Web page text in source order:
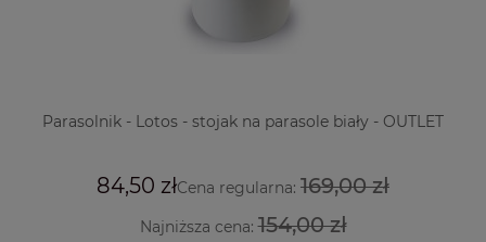
Parasolnik - Lotos - stojak na parasole biały - OUTLET
84,50 złCena regularna: 169,00 zł
Najniższa cena:154,00 zł